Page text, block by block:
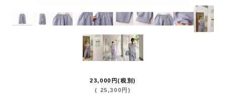
23,000 円(税別)
( 25,300 円 )